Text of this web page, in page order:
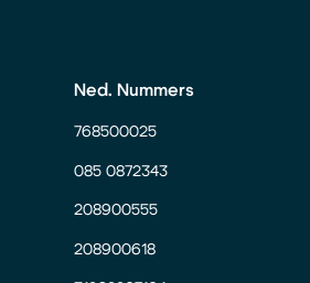
Ned. Nummers
768500025
085 0872343
208900555
208900618